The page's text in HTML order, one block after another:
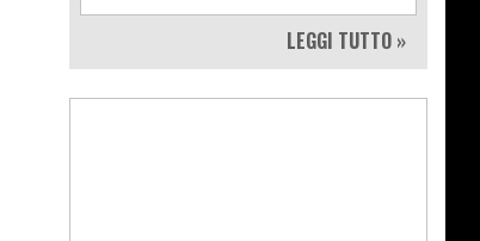
LEGGI TUTTO »